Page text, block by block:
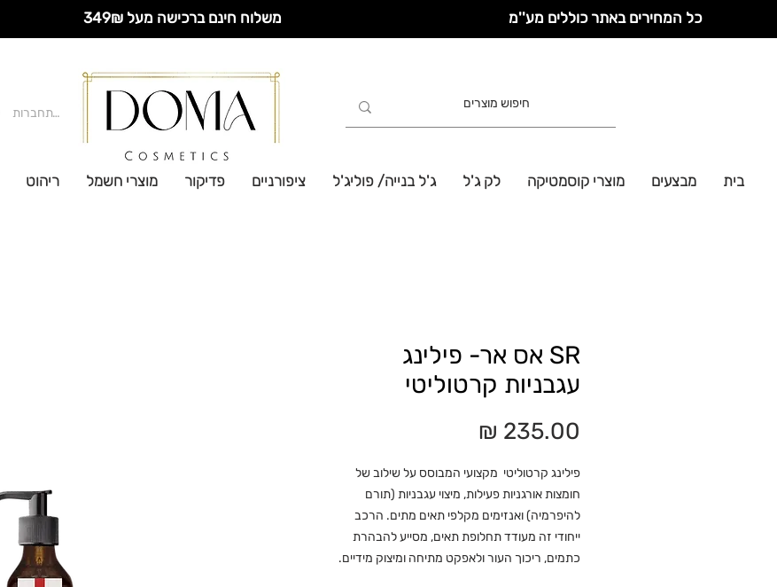
משלוח חינם ברכישה מעל 349₪ כל המחירים באתר כוללים מע''מ
להתחברות
בית מבצעים מוצרי קוסמטיקה לק ג'ל ג'ל בנייה/ פוליג'ל ציפורניים פדיקור מוצרי חשמל ריהוט
SR אס אר- פילינג
עגבניות קרטוליטי
פילינג קרטוליטי מקצועי המבוסס על שילוב של
חומצות אורגניות פעילות, מיצוי עגבניות (תורם
להיפרמיה) ואנזימים מקלפי תאים מתים. הרכב
ייחודי זה מעודד תחלופת תאים, מסייע להבהרת
כתמים, ריכוך העור ולאפקט מתיחה ומיצוק מידיים.